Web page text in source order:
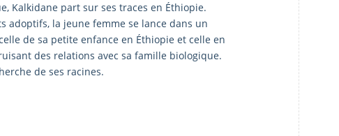
Kalkidane part sur ses traces en Éthiopie.
adoptifs, la jeune femme se lance dans un
de sa petite enfance en Éthiopie et celle en
des relations avec sa famille biologique.
de ses racines.